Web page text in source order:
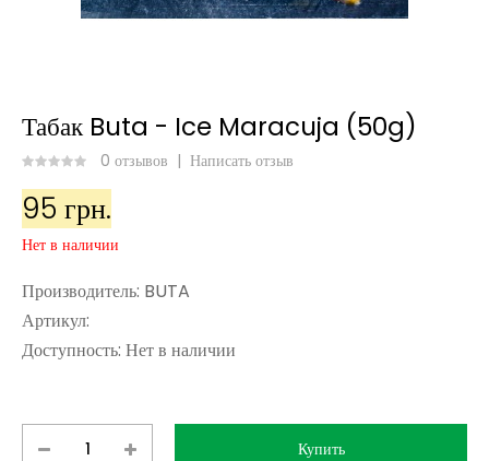
Табак Buta - Ice Maracuja (50g)
0 отзывов | Написать отзыв
95 грн.
Нет в наличии
Производитель: BUTA
Артикул:
Доступность: Нет в наличии